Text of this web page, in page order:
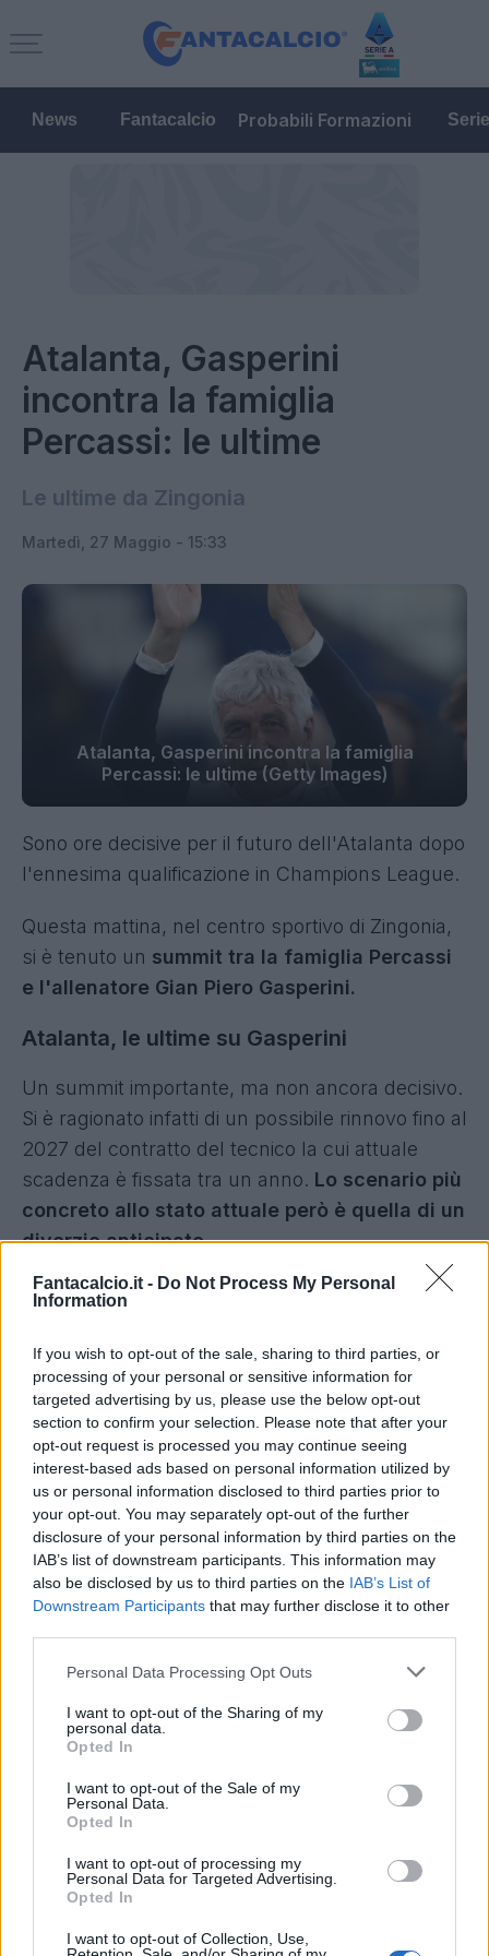
Fantacalcio.it - Do Not Process My Personal
Information
If you wish to opt-out of the sale, sharing to third parties, or
processing of your personal or sensitive information for
targeted advertising by us, please use the below opt-out
section to confirm your selection. Please note that after your
opt-out request is processed you may continue seeing
interest-based ads based on personal information utilized by
us or personal information disclosed to third parties prior to
your opt-out. You may separately opt-out of the further
disclosure of your personal information by third parties on the
IAB’s list of downstream participants. This information may
also be disclosed by us to third parties on the IAB’s List of
Downstream Participants that may further disclose it to other
Personal Data Processing Opt Outs
I want to opt-out of the Sharing of my
personal data.
Opted In
I want to opt-out of the Sale of my
Personal Data.
Opted In
I want to opt-out of processing my
Personal Data for Targeted Advertising.
Opted In
I want to opt-out of Collection, Use,
News Fantacalcio Probabili Formazioni
Atalanta, Gasperini
incontra la famiglia
Percassi: le ultime
Le ultime da Zingonia
Martedì, 27 Maggio - 15:33
Atalanta, Gasperini incontra la famiglia
Percassi: le ultime (Getty Images)
Sono ore decisive per il futuro dell'Atalanta dopo
l'ennesima qualificazione in Champions League.
Questa mattina, nel centro sportivo di Zingonia,
si è tenuto un summit tra la famiglia Percassi
e l'allenatore Gian Piero Gasperini.
Atalanta, le ultime su Gasperini
Un summit importante, ma non ancora decisivo.
Si è ragionato infatti di un possibile rinnovo fino al
2027 del contratto del tecnico la cui attuale
scadenza è fissata tra un anno. Lo scenario più
concreto allo stato attuale però è quella di un
divorzio anticipato.
La decisione definitiva verrà presa entro le
maturare a causa delle motivazioni ormai
minime nonostante un altro anno di contratto tra
le parti.
Autore
Redazione Fantacalcio.it